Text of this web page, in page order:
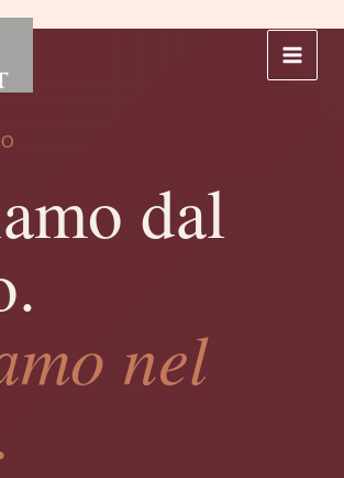
dal
nel